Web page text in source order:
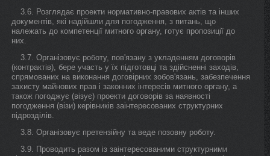
3.6. Розглядає проекти нормативно-правових актів та інших
документів, які надійшли для погодження, з питань, що
належать до компетенції митного органу, готує пропозиції до
них.
3.7. Організовує роботу, пов'язану з укладенням договорів
(контрактів), бере участь у їх підготовці та здійсненні заходів,
спрямованих на виконання договірних зобов'язань, забезпечення
захисту майнових прав і законних інтересів митного органу, а
також погоджує (візує) проекти договорів за наявності
погодження (візи) керівників заінтересованих структурних
підрозділів.
3.8. Організовує претензійну та веде позовну роботу.
3.9. Проводить разом із заінтересованими структурними